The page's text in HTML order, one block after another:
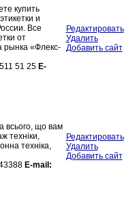
купить
и
Все
от
рынка «Флекс-
51 25 E-
Редактировать
Удалить
Добавить сайт
всього, що вам
техніки,
техніка,
E-mail:
Редактировать
Удалить
Добавить сайт